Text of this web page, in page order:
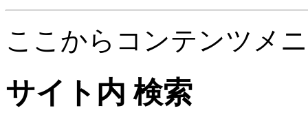
ここからコンテンツメ
サイト内 検索